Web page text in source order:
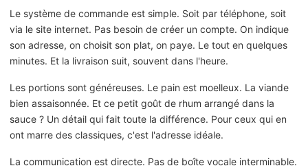
Le système de commande est simple. Soit par téléphone, soit
via le site internet. Pas besoin de créer un compte. On indique
son adresse, on choisit son plat, on paye. Le tout en quelques
minutes. Et la livraison suit, souvent dans l'heure.
Les portions sont généreuses. Le pain est moelleux. La viande
bien assaisonnée. Et ce petit goût de rhum arrangé dans la
sauce ? Un détail qui fait toute la différence. Pour ceux qui en
ont marre des classiques, c'est l'adresse idéale.
La communication est directe. Pas de boîte vocale interminable.